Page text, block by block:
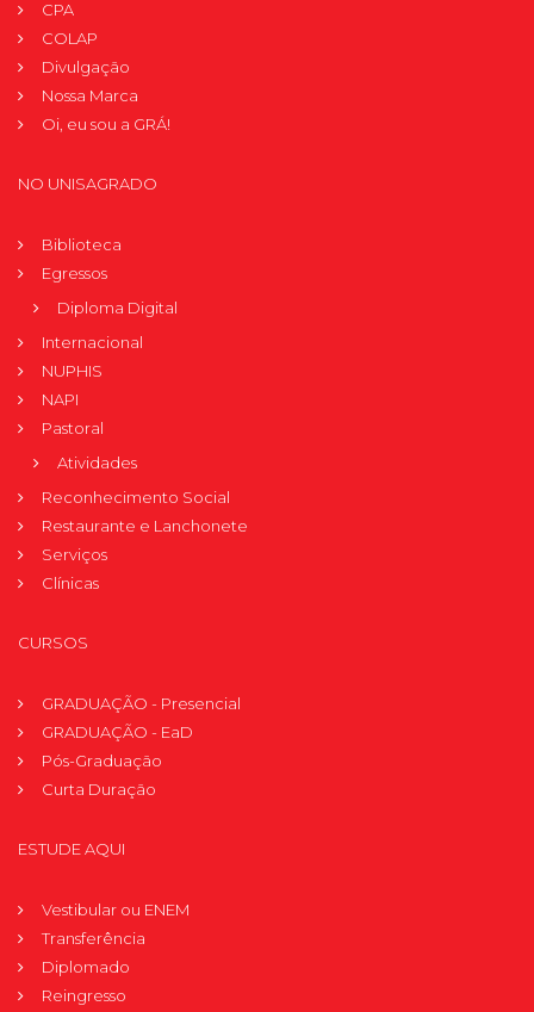
CPA
COLAP
Divulgação
Nossa Marca
Oi, eu sou a GRÁ!
NO UNISAGRADO
Biblioteca
Egressos
Diploma Digital
Internacional
NUPHIS
NAPI
Pastoral
Atividades
Reconhecimento Social
Restaurante e Lanchonete
Serviços
Clínicas
CURSOS
GRADUAÇÃO - Presencial
GRADUAÇÃO - EaD
Pós-Graduação
Curta Duração
ESTUDE AQUI
Vestibular ou ENEM
Transferência
Diplomado
Reingresso